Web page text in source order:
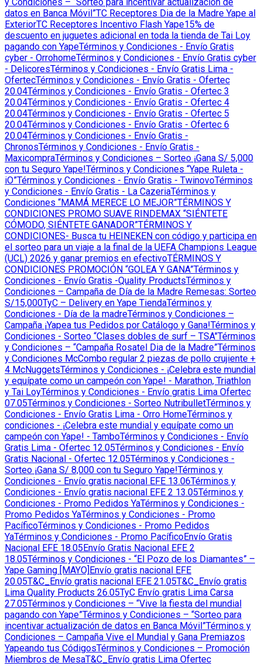
datos en Banca Móvil”TC Receptores Dia de la Madre Yape al
ExteriorTC Receptores Incentivo Flash Yape15% de
descuento en juguetes adicional en toda la tienda de Tai Loy
pagando con YapeTérminos y Condiciones - Envío Gratis
cyber - OrrohomeTérminos y Condiciones - Envío Gratis cyber
- DelicoresTérminos y Condiciones - Envío Gratis Lima -
OfertecTérminos y Condiciones - Envío Gratis - Ofertec
20.04Términos y Condiciones - Envío Gratis - Ofertec 3
20.04Términos y Condiciones - Envío Gratis - Ofertec 4
20.04Términos y Condiciones - Envío Gratis - Ofertec 5
20.04Términos y Condiciones - Envío Gratis - Ofertec 6
20.04Términos y Condiciones - Envío Gratis -
ChronosTérminos y Condiciones - Envío Gratis -
MaxicompraTérminos y Condiciones – Sorteo ¡Gana S/ 5,000
con tu Seguro Yape!Términos y Condiciones “Yape Ruleta -
iO”Términos y Condiciones - Envío Gratis - TwinovoTérminos
y Condiciones - Envío Gratis - La CazeriaTérminos y
Condiciones “MAMÁ MERECE LO MEJOR”TÉRMINOS Y
CONDICIONES PROMO SUAVE RINDEMAX “SIÉNTETE
CÓMODO, SIÉNTETE GANADOR”TÉRMINOS Y
CONDICIONES- Busca tu HEINEKEN con código y participa en
el sorteo para un viaje a la final de la UEFA Champions League
(UCL) 2026 y ganar premios en efectivoTÉRMINOS Y
CONDICIONES PROMOCIÓN “GOLEA Y GANA”Términos y
Condiciones - Envío Gratis -Quality ProductsTérminos y
Condiciones – Campaña de Día de la Madre Remesas: Sorteo
S/15,000TyC – Delivery en Yape TiendaTérminos y
Condiciones - Día de la madreTérminos y Condiciones –
Campaña ¡Yapea tus Pedidos por Catálogo y Gana!Términos y
Condiciones - Sorteo “Clases dobles de surf – TSA"Términos
y Condiciones – “Campaña Rosatel Dia de la Madre”Términos
y Condiciones McCombo regular 2 piezas de pollo crujiente +
4 McNuggetsTérminos y Condiciones - ¡Celebra este mundial
y equípate como un campeón con Yape! - Marathon, Triathlon
y Tai LoyTérminos y Condiciones - Envío gratis Lima Ofertec
07.05Términos y Condiciones - Sorteo NutribulletTérminos y
Condiciones - Envío Gratis Lima - Orro HomeTérminos y
condiciones - ¡Celebra este mundial y equípate como un
campeón con Yape! - TamboTérminos y Condiciones - Envío
Gratis Lima - Ofertec 12.05Términos y Condiciones - Envío
Gratis Nacional - Ofertec 12.05Términos y Condiciones -
Sorteo ¡Gana S/ 8,000 con tu Seguro Yape!Términos y
Condiciones - Envío gratis nacional EFE 13.06Términos y
Condiciones - Envío gratis nacional EFE 2 13.05Términos y
Condiciones - Promo Pedidos YaTérminos y Condiciones -
Promo Pedidos YaTérminos y Condiciones - Promo
PacíficoTérminos y Condiciones - Promo Pedidos
YaTérminos y Condiciones - Promo PacíficoEnvío Gratis
Nacional EFE 18.05Envío Gratis Nacional EFE 2
18.05Términos y Condiciones - “El Pozo de los Diamantes” –
Yape Gaming [MAYO]Envío gratis nacional EFE
20.05T&C_Envío gratis nacional EFE 21.05T&C_Envío gratis
Lima Quality Products 26.05TyC Envío gratis Lima Carsa
27.05Términos y Condiciones – “Vive la fiesta del mundial
pagando con Yape”Términos y Condiciones – “Sorteo para
incentivar actualización de datos en Banca Móvil”Términos y
Condiciones – Campaña Vive el Mundial y Gana Premiazos
Yapeando tus CódigosTérminos y Condiciones – Promoción
Miembros de MesaT&C_Envío gratis Lima Ofertec